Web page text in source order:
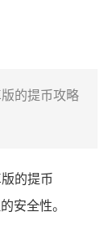
的提币攻略
的提币
安全性。